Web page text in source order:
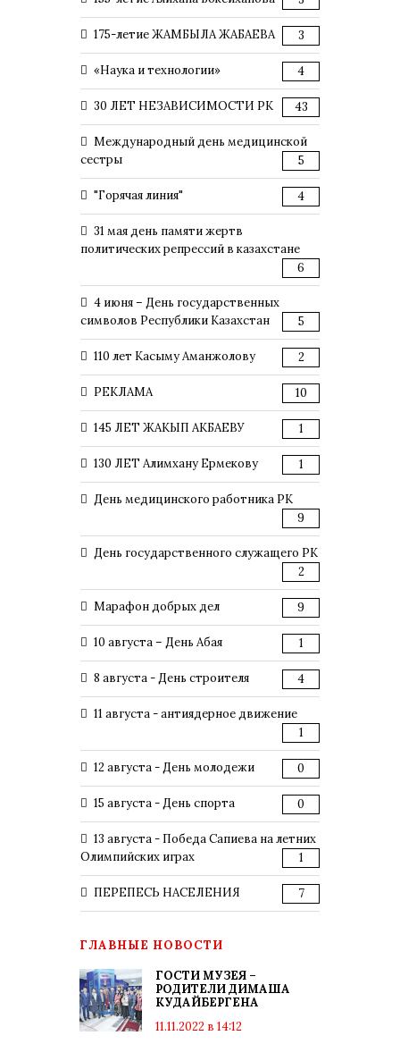
175-летие ЖАМБЫЛА ЖАБАЕВА 3
«Наука и технологии» 4
30 ЛЕТ НЕЗАВИСИМОСТИ РК 43
Международный день медицинской
сестры
5
"Горячая линия" 4
31 мая день памяти жертв
политических репрессий в казахстане
6
4 июня – День государственных
символов Республики Казахстан
5
110 лет Касыму Аманжолову 2
РЕКЛАМА 10
145 ЛЕТ ЖАКЫП АКБАЕВУ 1
130 ЛЕТ Алимхану Ермекову 1
День медицинского работника РК
9
День государственного служащего РК
2
Марафон добрых дел 9
10 августа – День Абая 1
8 августа - День строителя 4
11 августа - антиядерное движение
1
12 августа - День молодежи 0
15 августа - День спорта 0
13 августа - Победа Сапиева на летних
Олимпийских играх
1
ПЕРЕПЕСЬ НАСЕЛЕНИЯ 7
ГЛАВНЫЕ НОВОСТИ
ГОСТИ МУЗЕЯ –
РОДИТЕЛИ ДИМАША
КУДАЙБЕРГЕНА
11.11.2022 в 14:12